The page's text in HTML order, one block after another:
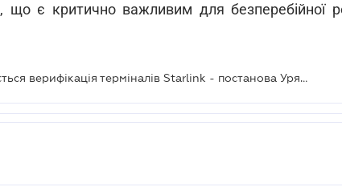
що є критично важливим для безперебійної
Впроваджується верифікація терміналів Starlink - постанова Уряду